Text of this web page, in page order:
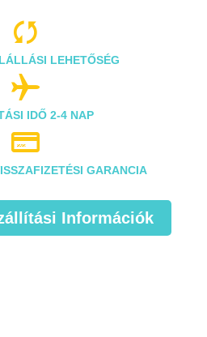

LEHETŐSÉG

IDŐ 2-4 NAP

GARANCIA
Információk